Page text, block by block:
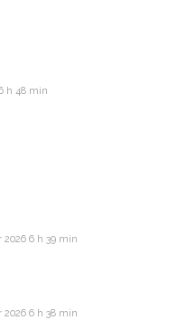
h 48 min
2026 6 h 39 min
2026 6 h 38 min